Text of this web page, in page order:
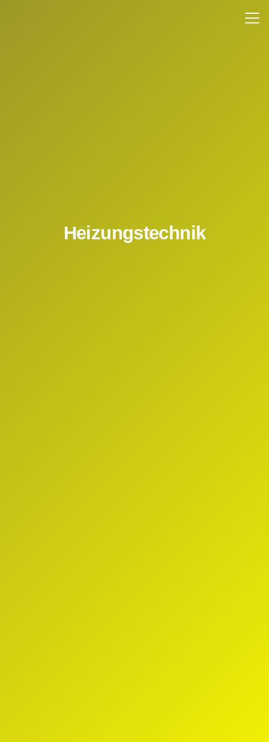
Heizungstechnik